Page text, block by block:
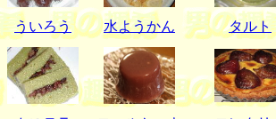
ういろう 水ようかん タルト